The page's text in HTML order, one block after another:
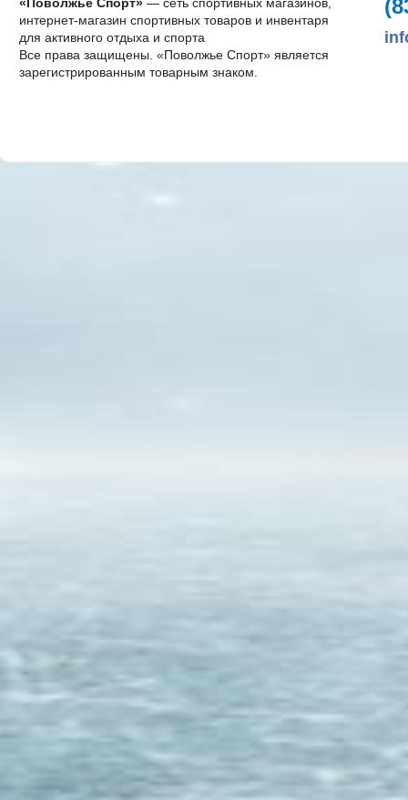
интернет-магазин спортивных товаров и инвентаря
для активного отдыха и спорта
Все права защищены. «Поволжье Спорт» является
зарегистрированным товарным знаком.